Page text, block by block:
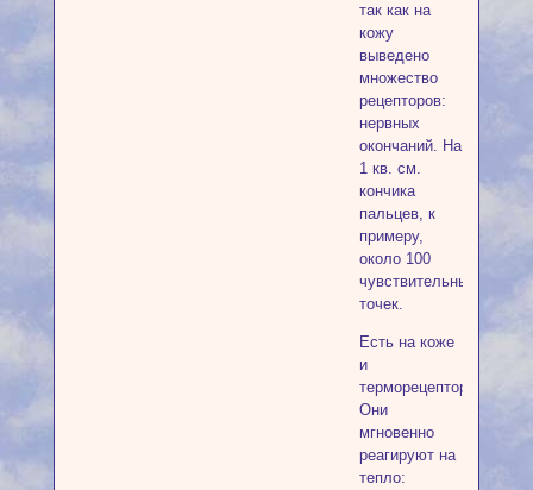
так как на
кожу
выведено
множество
рецепторов:
нервных
окончаний. На
1 кв. см.
кончика
пальцев, к
примеру,
около 100
чувствительных
точек.
Есть на коже
и
терморецепторы.
Они
мгновенно
реагируют на
тепло: